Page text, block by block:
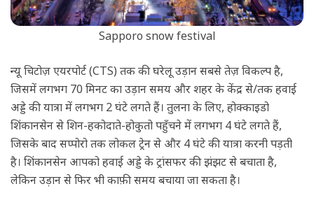
Sapporo snow festival
न्यू चिटोज़ एयरपोर्ट (CTS) तक की घरेलू उड़ान सबसे तेज़ विकल्प है,
जिसमें लगभग 70 मिनट का उड़ान समय और शहर के केंद्र से/तक हवाई
अड्डे की यात्रा में लगभग 2 घंटे लगते हैं। तुलना के लिए, होक्काइडो
शिंकानसेन से शिन-हकोदाते-होकुतो पहुँचने में लगभग 4 घंटे लगते हैं,
जिसके बाद सप्पोरो तक लोकल ट्रेन से और 4 घंटे की यात्रा करनी पड़ती
है। शिंकानसेन आपको हवाई अड्डे के ट्रांसफर की झंझट से बचाता है,
लेकिन उड़ान से फिर भी काफ़ी समय बचाया जा सकता है।